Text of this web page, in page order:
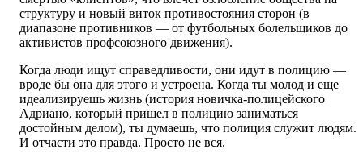
структуру и новый виток противостояния сторон (в
диапазоне противников — от футбольных болельщиков до
активистов профсоюзного движения).
Когда люди ищут справедливости, они идут в полицию —
вроде бы она для этого и устроена. Когда ты молод и еще
идеализируешь жизнь (история новичка-полицейского
Адриано, который пришел в полицию заниматься
достойным делом), ты думаешь, что полиция служит людям.
И отчасти это правда. Просто не вся.